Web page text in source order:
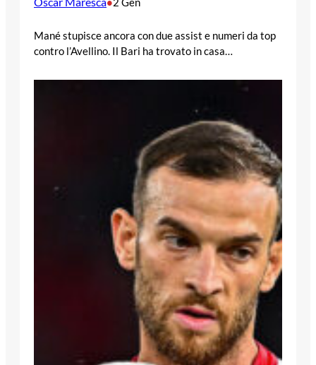
Mané stupisce ancora con due assist e numeri da top
contro l’Avellino. Il Bari ha trovato in casa…